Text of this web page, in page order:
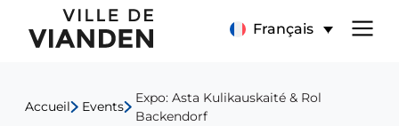
Expo:
Asta
Kulikauskaité
Français
Menu
Accueil Events
Expo: Asta Kulikauskaité & Rol
Backendorf